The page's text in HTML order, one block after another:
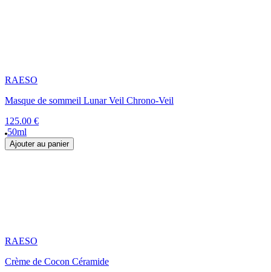
RAESO
Masque de sommeil Lunar Veil Chrono-Veil
125.00 €
50ml
Ajouter au panier
RAESO
Crème de Cocon Céramide